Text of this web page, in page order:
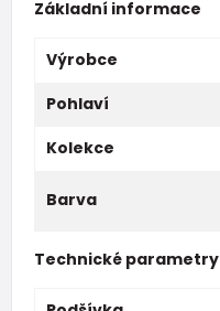
Základní informace
Výrobce
Pohlaví
Kolekce
Barva
Technické parametry